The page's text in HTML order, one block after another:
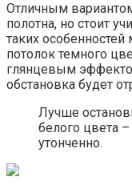
Отличным
полотна, но стоит
таких
потолок темного
глянцевым
обстановка будет
Лучше
белого цвета
утонченно.